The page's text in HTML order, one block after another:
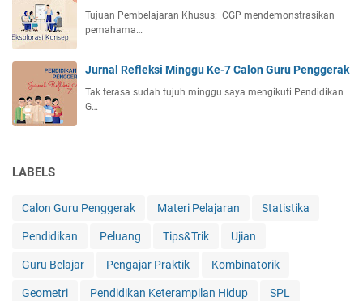
Tujuan Pembelajaran Khusus: CGP mendemonstrasikan
pemahama…
Jurnal Refleksi Minggu Ke-7 Calon Guru Penggerak
Tak terasa sudah tujuh minggu saya mengikuti Pendidikan
G…
LABELS
Calon Guru Penggerak Materi Pelajaran Statistika
Pendidikan Peluang Tips&Trik Ujian
Guru Belajar Pengajar Praktik Kombinatorik
Geometri Pendidikan Keterampilan Hidup SPL